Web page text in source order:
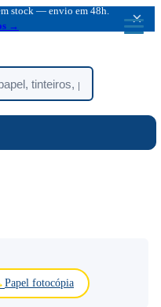
stock — envio em 48h.
→
×
Papel fotocópia